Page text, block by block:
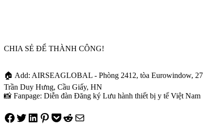
CHIA SẺ ĐỂ THÀNH CÔNG!
🏠 Add: AIRSEAGLOBAL - Phòng 2412, tòa Eurowindow, 27
Trần Duy Hưng, Cầu Giấy, HN
📸 Fanpage: Diễn đàn Đăng ký Lưu hành thiết bị y tế Việt Nam
Share on Facebook
Tweet on Twitter
Share on LinkedIn
Pin on Pinterest
Save to pocket
Share on Reddit
Share via Email